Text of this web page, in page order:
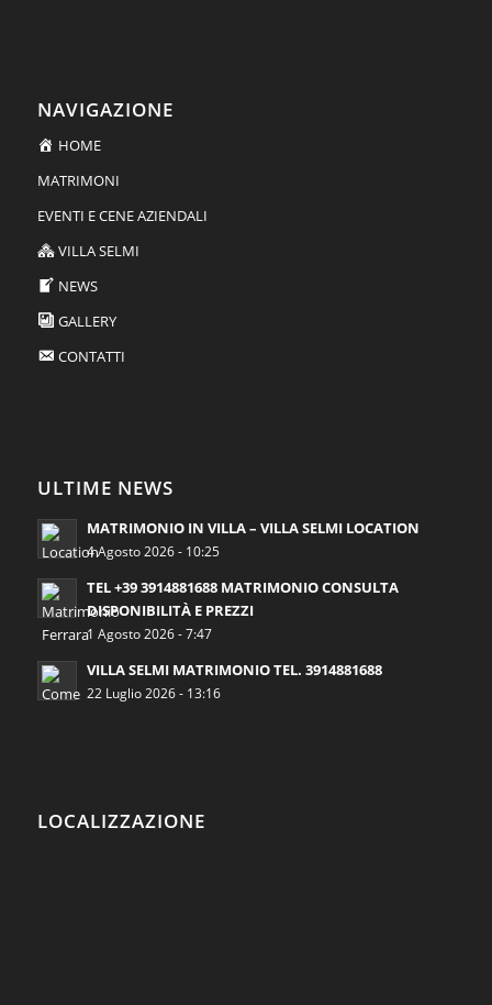
NAVIGAZIONE
HOME
MATRIMONI
EVENTI E CENE AZIENDALI
VILLA SELMI
NEWS
GALLERY
CONTATTI
ULTIME NEWS
MATRIMONIO IN VILLA – VILLA SELMI LOCATION
4 Agosto 2026 - 10:25
TEL +39 3914881688 MATRIMONIO CONSULTA
DISPONIBILITÀ E PREZZI
1 Agosto 2026 - 7:47
VILLA SELMI MATRIMONIO TEL. 3914881688
22 Luglio 2026 - 13:16
LOCALIZZAZIONE